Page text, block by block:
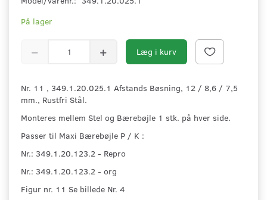
På lager
Læg i kurv
Nr. 11 , 349.1.20.025.1 Afstands Bøsning, 12 / 8,6 / 7,5
mm., Rustfri Stål.
Monteres mellem Stel og Bærebøjle 1 stk. på hver side.
Passer til Maxi Bærebøjle P / K :
Nr.: 349.1.20.123.2 - Repro
Nr.: 349.1.20.123.2 - org
Figur nr. 11 Se billede Nr. 4